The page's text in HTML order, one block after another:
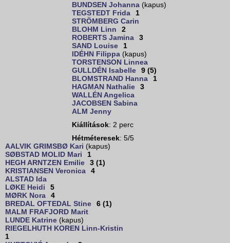
BUNDSEN Johanna (kapus)
TEGSTEDT Frida
1
STRÖMBERG Carin
BLOHM Linn
2
ROBERTS Jamina
3
SAND Louise
1
IDÉHN Filippa (kapus)
TORSTENSON Linnea
GULLDÉN Isabelle
9 (5)
BLOMSTRAND Hanna
1
HAGMAN Nathalie
3
WALLÉN Angelica
JACOBSEN Sabina
ALM Jenny
Kiállítások: 2 perc
Hétméteresek: 5/5
AALVIK GRIMSBØ Kari (kapus)
SØBSTAD MOLID Mari
1
HEGH ARNTZEN Emilie
3 (1)
KRISTIANSEN Veronica
4
ALSTAD Ida
LØKE Heidi
5
MØRK Nora
4
BREDAL OFTEDAL Stine
6 (1)
MALM FRAFJORD Marit
LUNDE Katrine (kapus)
RIEGELHUTH KOREN Linn-Kristin
1